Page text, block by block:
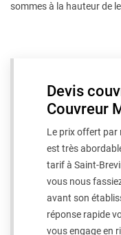
sommes à la hauteur de
Devis
Couvreur
Le prix offert par
est très
tarif à Saint-
vous nous
avant son
réponse rapide
vous engage en